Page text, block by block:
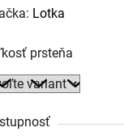
Lotka
prsteňa